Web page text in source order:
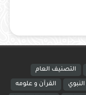
التصنيف العام
القرآن و علومه